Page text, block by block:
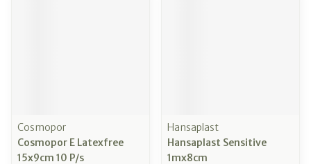
Cosmopor
Cosmopor E Latexfree
15x9cm 10 P/s
Hansaplast
Hansaplast Sensitive
1mx8cm